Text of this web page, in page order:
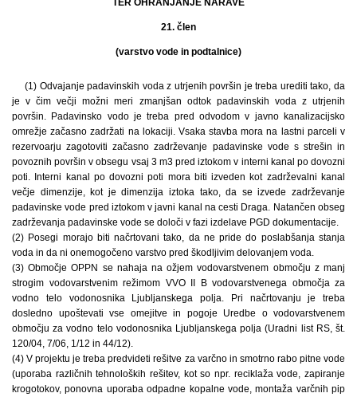
21. člen
(varstvo vode in podtalnice)
(1) Odvajanje padavinskih voda z utrjenih površin je treba urediti tako, da
je v čim večji možni meri zmanjšan odtok padavinskih voda z utrjenih
površin. Padavinsko vodo je treba pred odvodom v javno kanalizacijsko
omrežje začasno zadržati na lokaciji. Vsaka stavba mora na lastni parceli v
rezervoarju zagotoviti začasno zadrževanje padavinske vode s strešin in
povoznih površin v obsegu vsaj 3 m3 pred iztokom v interni kanal po dovozni
poti. Interni kanal po dovozni poti mora biti izveden kot zadrževalni kanal
večje dimenzije, kot je dimenzija iztoka tako, da se izvede zadrževanje
padavinske vode pred iztokom v javni kanal na cesti Draga. Natančen obseg
zadrževanja padavinske vode se določi v fazi izdelave PGD dokumentacije.
(2) Posegi morajo biti načrtovani tako, da ne pride do poslabšanja stanja
voda in da ni onemogočeno varstvo pred škodljivim delovanjem voda.
(3) Območje OPPN se nahaja na ožjem vodovarstvenem območju z manj
strogim vodovarstvenim režimom VVO II B vodovarstvenega območja za
vodno telo vodonosnika Ljubljanskega polja. Pri načrtovanju je treba
dosledno upoštevati vse omejitve in pogoje Uredbe o vodovarstvenem
območju za vodno telo vodonosnika Ljubljanskega polja (Uradni list RS, št.
120/04, 7/06, 1/12 in 44/12).
(4) V projektu je treba predvideti rešitve za varčno in smotrno rabo pitne vode
(uporaba različnih tehnoloških rešitev, kot so npr. reciklaža vode, zapiranje
krogotokov, ponovna uporaba odpadne kopalne vode, montaža varčnih pip